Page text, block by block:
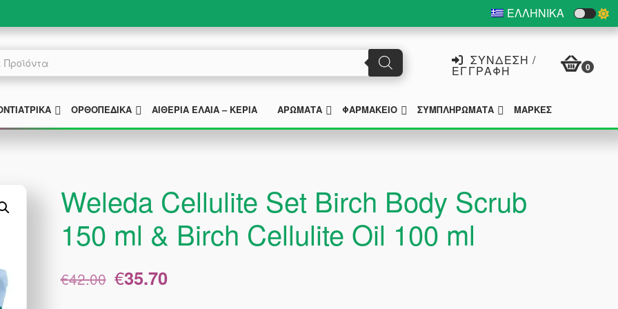
ΕΛΛΗΝΙΚΆ
ΣΎΝΔΕΣΗ /
ΕΓΓΡΑΦΉ 0
SUBMENU
ΟΡΘΟΠΕΔΙΚΆ SUBMENU
ΑΙΘΈΡΙΑ ΈΛΑΙΑ – ΚΕΡΙΆ ΑΡΏΜΑΤΑ SUBMENU
ΦΑΡΜΑΚΕΊΟ SUBMENU
ΣΥΜΠΛΗΡΏΜΑΤΑ SUBMENU
ΜΆΡΚΕΣ
Weleda Cellulite Set Birch Body Scrub
150 ml & Birch Cellulite Oil 100 ml
€42.00
Original
price
€35.70